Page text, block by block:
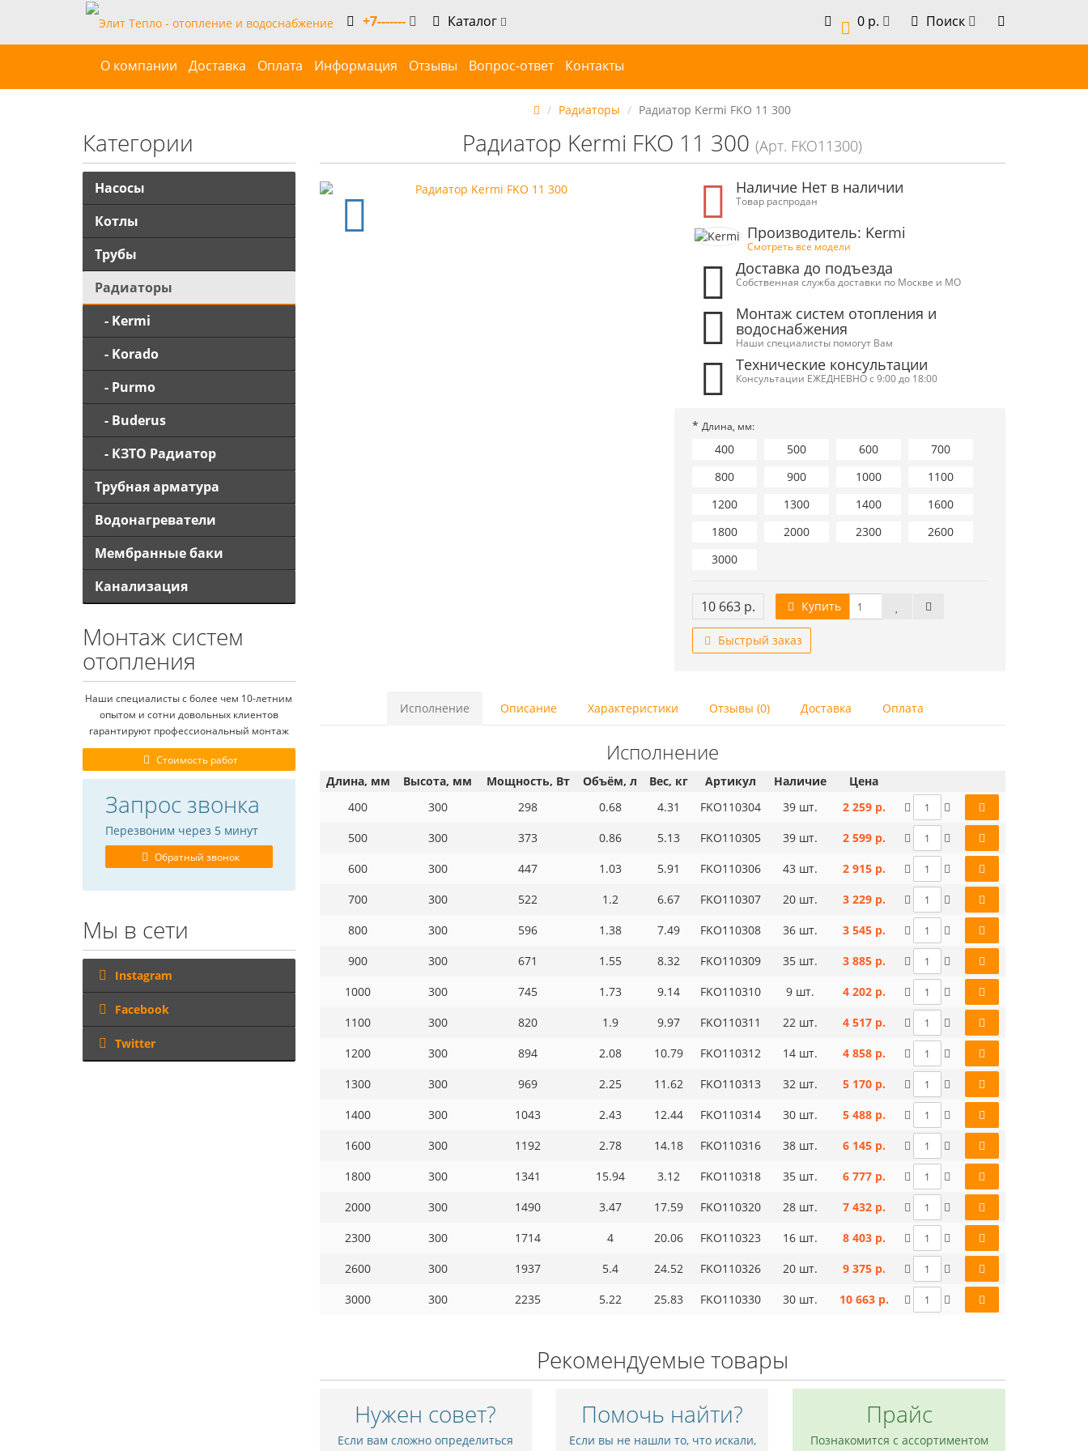
+7------- Каталог 0 0 р. Поиск
О компании Доставка Оплата Информация Отзывы Вопрос-ответ Контакты
Категории
Насосы
Котлы
Трубы
Радиаторы
- Kermi
- Korado
- Purmo
- Buderus
- КЗТО Радиатор
Трубная арматура
Водонагреватели
Мембранные баки
Канализация
Монтаж систем
отопления
Наши специалисты с более чем 10-летним
опытом и сотни довольных клиентов
гарантируют профессиональный монтаж
Стоимость работ
Запрос звонка
Перезвоним через 5 минут
Обратный звонок
Мы в сети
Instagram
Facebook
Twitter
Радиаторы Радиатор Kermi FKO 11 300
Радиатор Kermi FKO 11 300 (Арт. FKO11300)
Наличие Нет в наличии
Товар распродан
Производитель: Kermi
Смотреть все модели
Доставка до подъезда
Собственная служба доставки по Москве и МО
Монтаж систем отопления и
водоснабжения
Наши специалисты помогут Вам
Технические консультации
Консультации ЕЖЕДНЕВНО с 9:00 до 18:00
*Длина, мм:
400 500 600
700
800
900 1000
1100
1200
1300 1400
1600
1800
2000 2300
2600
3000
10 663 р. Купить
Быстрый заказ
Исполнение Описание Характеристики Отзывы (0) Доставка Оплата
Исполнение
Длина, мм Высота, мм Мощность, Вт Объём, л Вес, кг Артикул Наличие
Цена
400
300 298 0.68 4.31 FKO110304 39 шт.
2 259 р.
500
300 373 0.86 5.13 FKO110305 39 шт.
2 599 р.
600
300 447 1.03 5.91 FKO110306 43 шт.
2 915 р.
700
300 522 1.2 6.67 FKO110307 20 шт.
3 229 р.
800
300 596 1.38 7.49 FKO110308 36 шт.
3 545 р.
900
300 671 1.55 8.32 FKO110309 35 шт.
3 885 р.
1000
300 745 1.73 9.14 FKO110310 9 шт.
4 202 р.
1100
300 820 1.9 9.97 FKO110311 22 шт.
4 517 р.
1200
300 894 2.08 10.79 FKO110312 14 шт.
4 858 р.
1300
300 969 2.25 11.62 FKO110313 32 шт.
5 170 р.
1400
300 1043 2.43 12.44 FKO110314 30 шт.
5 488 р.
1600
300 1192 2.78 14.18 FKO110316 38 шт.
6 145 р.
1800
300 1341 15.94 3.12 FKO110318 35 шт.
6 777 р.
2000
300 1490 3.47 17.59 FKO110320 28 шт.
7 432 р.
2300
300 1714 4 20.06 FKO110323 16 шт.
8 403 р.
2600
300 1937 5.4 24.52 FKO110326 20 шт.
9 375 р.
3000
300 2235 5.22 25.83 FKO110330 30 шт. 10 663 р.
Рекомендуемые товары
Нужен совет?
Если вам сложно определиться
Помочь найти?
Если вы не нашли то, что искали,
Прайс
Познакомится с ассортиментом